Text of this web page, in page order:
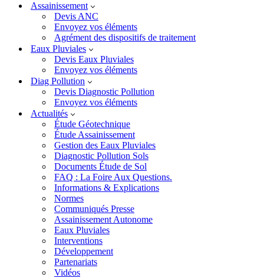
Assainissement
Devis ANC
Envoyez vos éléments
Agrément des dispositifs de traitement
Eaux Pluviales
Devis Eaux Pluviales
Envoyez vos éléments
Diag Pollution
Devis Diagnostic Pollution
Envoyez vos éléments
Actualités
Étude Géotechnique
Étude Assainissement
Gestion des Eaux Pluviales
Diagnostic Pollution Sols
Documents Étude de Sol
FAQ : La Foire Aux Questions.
Informations & Explications
Normes
Communiqués Presse
Assainissement Autonome
Eaux Pluviales
Interventions
Développement
Partenariats
Vidéos